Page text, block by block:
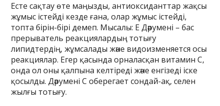
Есте сақтау өте маңызды, антиоксиданттар жақсы
жұмыс істейді кезде ғана, олар жұмыс істейді,
топта бірін-бірі демеп. Мысалы: Е Дәрумені – бас
прерыватель реакциялардың тотығу
липидтердің, жұмсалады және видоизменяется осы
реакциялар. Егер қасында орналасқан витамин C,
онда ол оны қалпына келтіреді және енгізеді іске
қосылды. Дәрумені C оберегает сондай-ақ, селен
жылғы тотығу.